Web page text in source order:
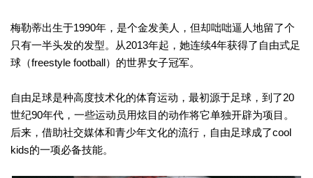
梅勒蒂出生于1990年，是个金发美人，但却咄咄逼人地留了个
只有一半头发的发型。从2013年起，她连续4年获得了自由式足
球（freestyle football）的世界女子冠军。
自由足球是种高度技术化的体育运动，最初源于足球，到了20
世纪90年代，一些运动员用炫目的动作将它单独开辟为项目。
后来，借助社交媒体和青少年文化的流行，自由足球成了cool
kids的一项必备技能。